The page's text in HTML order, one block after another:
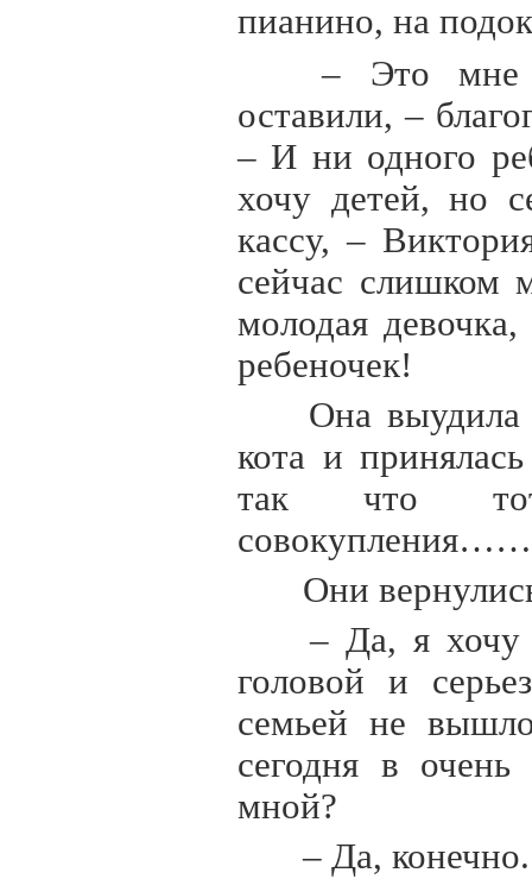
пианино, на
– Это мне
оставили, –
– И ни одного
хочу детей, но
кассу, –
сейчас слишком
молодая
ребеночек!
Она выудила
кота и
так что
Они
– Да, я хочу
головой и
семьей не
сегодня в очень
мной?
– Да, конечно.